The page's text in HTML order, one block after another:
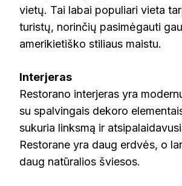
vietų. Tai labai populiari vieta
turistų, norinčių pasimėgauti
amerikietiško stiliaus maistu.
Interjeras
Restorano interjeras yra
su spalvingais dekoro
sukuria linksmą ir
Restorane yra daug erdvės, o
daug natūralios šviesos.